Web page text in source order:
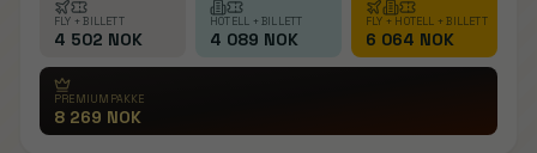
FLY + BILLETT
4 502 NOK
HOTELL + BILLETT
4 089 NOK
FLY + HOTELL + BILLETT
6 064 NOK
PREMIUMPAKKE
8 269 NOK